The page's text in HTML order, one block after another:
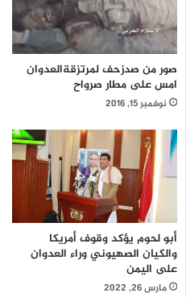
صور من صدزحف لمرتزقةالعدوان
امس على مطار صرواح
نوفمبر 15, 2016
أبو لحوم يؤكد وقوف أمريكا
والكيان الصهيوني وراء العدوان
على اليمن
مارس 26, 2022